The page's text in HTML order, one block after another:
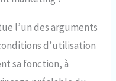
l’un des arguments
d’utilisation
sa fonction, à